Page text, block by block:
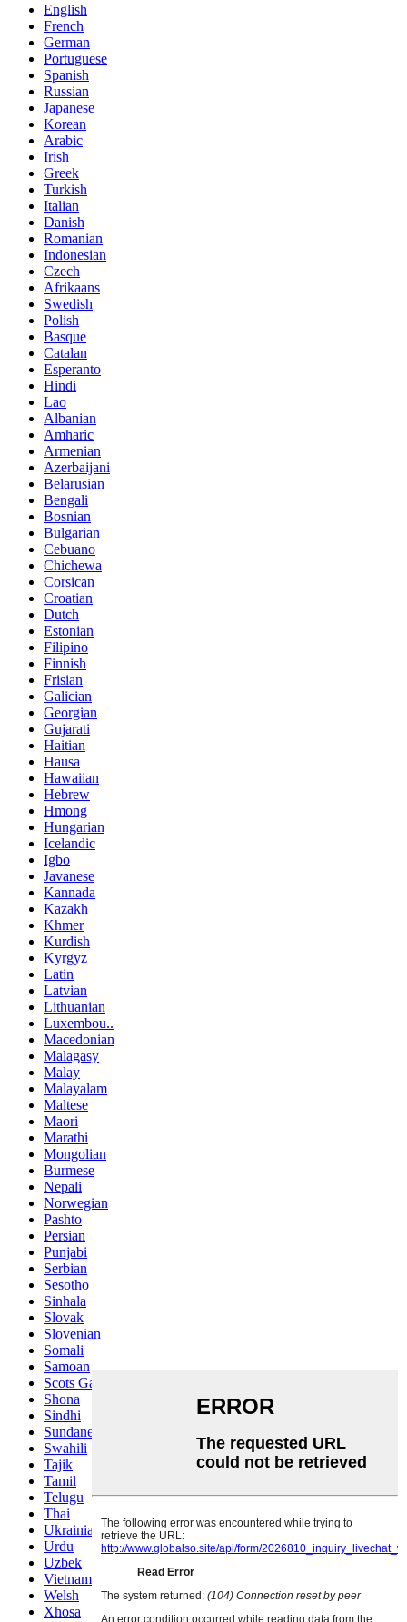
English
French
German
Portuguese
Spanish
Russian
Japanese
Korean
Arabic
Irish
Greek
Turkish
Italian
Danish
Romanian
Indonesian
Czech
Afrikaans
Swedish
Polish
Basque
Catalan
Esperanto
Hindi
Lao
Albanian
Amharic
Armenian
Azerbaijani
Belarusian
Bengali
Bosnian
Bulgarian
Cebuano
Chichewa
Corsican
Croatian
Dutch
Estonian
Filipino
Finnish
Frisian
Galician
Georgian
Gujarati
Haitian
Hausa
Hawaiian
Hebrew
Hmong
Hungarian
Icelandic
Igbo
Javanese
Kannada
Kazakh
Khmer
Kurdish
Kyrgyz
Latin
Latvian
Lithuanian
Luxembou..
Macedonian
Malagasy
Malay
Malayalam
Maltese
Maori
Marathi
Mongolian
Burmese
Nepali
Norwegian
Pashto
Persian
Punjabi
Serbian
Sesotho
Sinhala
Slovak
Slovenian
Somali
Samoan
Scots Gaelic
Shona
Sindhi
Sundanese
Swahili
Tajik
Tamil
Telugu
Thai
Ukrainian
Urdu
Uzbek
Vietnamese
Welsh
Xhosa